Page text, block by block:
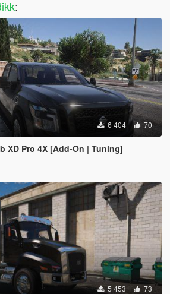
:
6 404 70
XD Pro 4X [Add-On | Tuning]
5 453 73